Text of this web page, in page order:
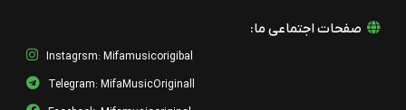
صفحات اجتماعی ما:
Instagrsm: Mifamusicorigibal
Telegram: MifaMusicOriginall